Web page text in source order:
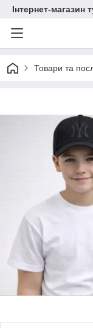
Інтернет-магазин
Товари та